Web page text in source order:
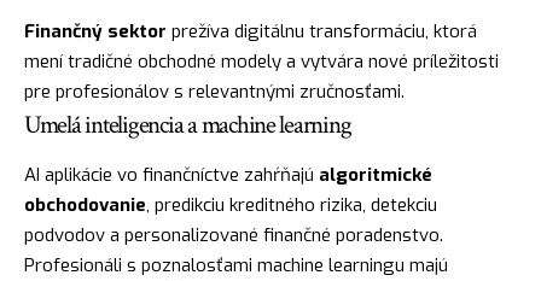
Finančný sektor prežíva digitálnu transformáciu, ktorá
mení tradičné obchodné modely a vytvára nové príležitosti
pre profesionálov s relevantnými zručnosťami.
Umelá inteligencia a machine learning
AI aplikácie vo finančníctve zahŕňajú algoritmické
obchodovanie, predikciu kreditného rizika, detekciu
podvodov a personalizované finančné poradenstvo.
Profesionáli s poznalosťami machine learningu majú